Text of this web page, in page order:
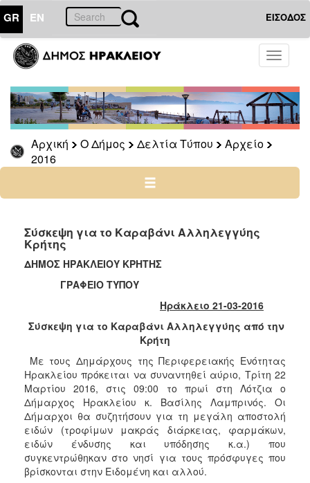
GR EN ΕΙΣΟΔΟΣ
Toggle
Αρχική Ο Δήμος Δελτία Τύπου
Αρχείο
2016
ΔΗΜΟΣ
Δελτία
Τύπου
Αρχείο
2026
2025
2022
2021
2020
2019
2017
2015
2013
2012
2011
2010
2006
Σύσκεψη για το Καραβάνι Αλληλεγγύης
Κρήτης
ΔΗΜΟΣ ΗΡΑΚΛΕΙΟΥ ΚΡΗΤΗΣ
ΓΡΑΦΕΙΟ ΤΥΠΟΥ
Ηράκλειο 21-03-2016
Σύσκεψη για το Καραβάνι Αλληλεγγύης από την
Κρήτη
Με τους Δημάρχους της Περιφερειακής Ενότητας
Ηρακλείου πρόκειται να συναντηθεί αύριο, Τρίτη 22
Μαρτίου 2016, στις 09:00 το πρωί στη Λότζια ο
Δήμαρχος Ηρακλείου κ. Βασίλης Λαμπρινός. Οι
Δήμαρχοι θα συζητήσουν για τη μεγάλη αποστολή
ειδών (τροφίμων μακράς διάρκειας, φαρμάκων,
ειδών ένδυσης και υπόδησης κ.α.) που
συγκεντρώθηκαν στο νησί για τους πρόσφυγες που
βρίσκονται στην Ειδομένη και αλλού.